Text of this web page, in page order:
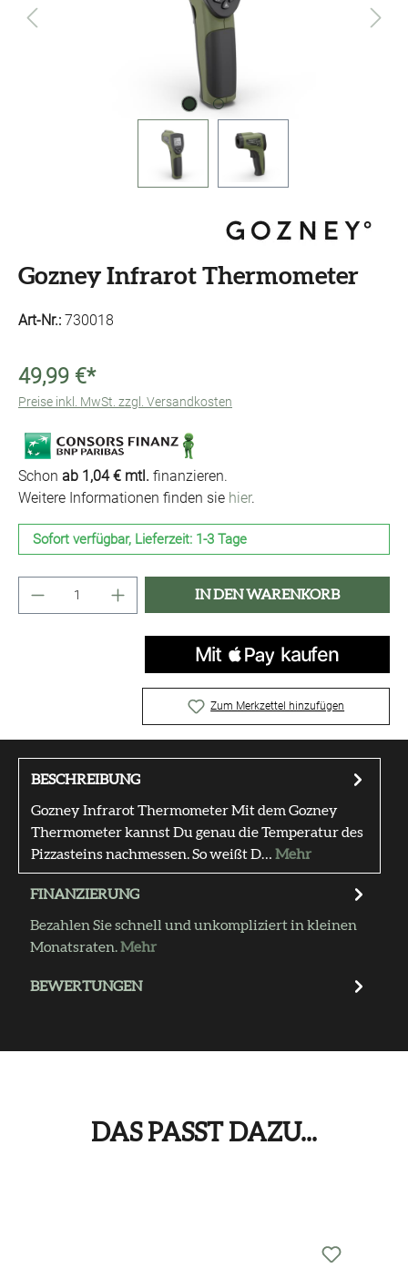
Gozney Infrarot Thermometer
Art-Nr.: 730018
49,99 €*
Preise inkl. MwSt. zzgl. Versandkosten
Schon ab 1,04 € mtl. finanzieren.
Weitere Informationen finden sie hier.
Sofort verfügbar, Lieferzeit: 1-3 Tage
Produkt Anzahl: Gib den gewünschten
IN DEN WARENKORB
Zum Merkzettel hinzufügen
BESCHREIBUNG
Gozney Infrarot Thermometer Mit dem Gozney
Thermometer kannst Du genau die Temperatur des
Pizzasteins nachmessen. So weißt D… Mehr
FINANZIERUNG
Bezahlen Sie schnell und unkompliziert in kleinen
Monatsraten.Mehr
BEWERTUNGEN
DAS PASST DAZU...